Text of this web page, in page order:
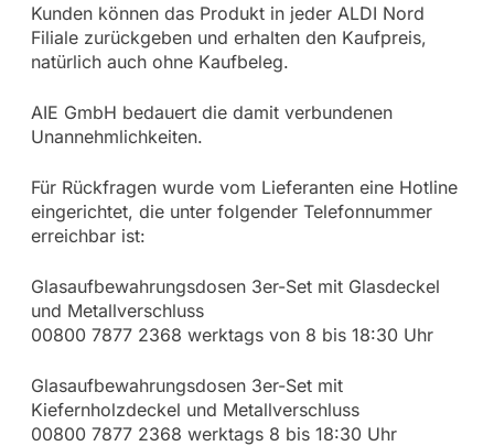
Kunden können das Produkt in jeder ALDI Nord
Filiale zurückgeben und erhalten den Kaufpreis,
natürlich auch ohne Kaufbeleg.
AIE GmbH bedauert die damit verbundenen
Unannehmlichkeiten.
Für Rückfragen wurde vom Lieferanten eine Hotline
eingerichtet, die unter folgender Telefonnummer
erreichbar ist:
Glasaufbewahrungsdosen 3er-Set mit Glasdeckel
und Metallverschluss
00800 7877 2368 werktags von 8 bis 18:30 Uhr
Glasaufbewahrungsdosen 3er-Set mit
Kiefernholzdeckel und Metallverschluss
00800 7877 2368 werktags 8 bis 18:30 Uhr